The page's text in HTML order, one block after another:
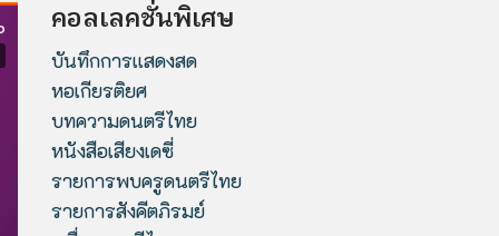
คอลเลคชั่นพิเศษ
บันทึกการแสดงสด
หอเกียรติยศ
บทความดนตรีไทย
หนังสือเสียงเดซี่
รายการพบครูดนตรีไทย
รายการสังคีตภิรมย์